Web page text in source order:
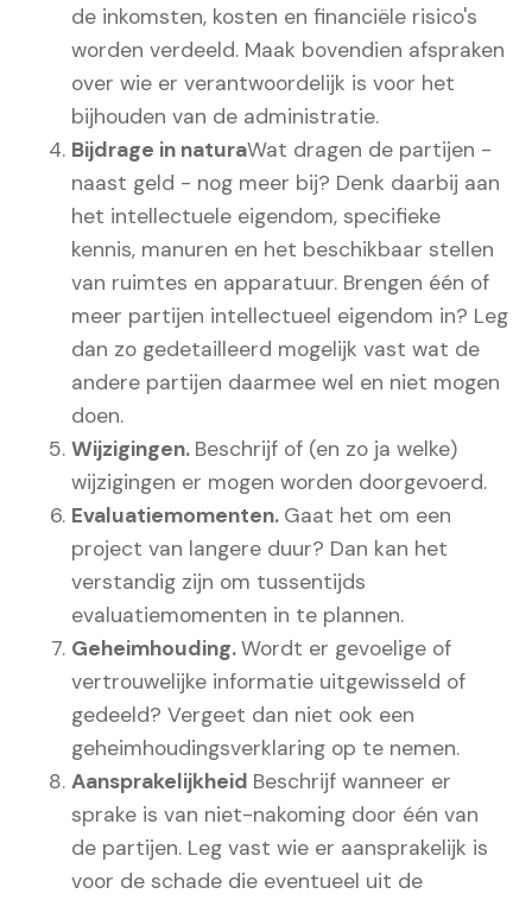
de inkomsten, kosten en financiële risico's
worden verdeeld. Maak bovendien afspraken
over wie er verantwoordelijk is voor het
bijhouden van de administratie.
Bijdrage in naturaWat dragen de partijen -
naast geld - nog meer bij? Denk daarbij aan
het intellectuele eigendom, specifieke
kennis, manuren en het beschikbaar stellen
van ruimtes en apparatuur. Brengen één of
meer partijen intellectueel eigendom in? Leg
dan zo gedetailleerd mogelijk vast wat de
andere partijen daarmee wel en niet mogen
doen.
Wijzigingen. Beschrijf of (en zo ja welke)
wijzigingen er mogen worden doorgevoerd.
Evaluatiemomenten. Gaat het om een
project van langere duur? Dan kan het
verstandig zijn om tussentijds
evaluatiemomenten in te plannen.
Geheimhouding.Wordt er gevoelige of
vertrouwelijke informatie uitgewisseld of
gedeeld? Vergeet dan niet ook een
geheimhoudingsverklaring op te nemen.
Aansprakelijkheid Beschrijf wanneer er
sprake is van niet-nakoming door één van
de partijen. Leg vast wie er aansprakelijk is
voor de schade die eventueel uit de